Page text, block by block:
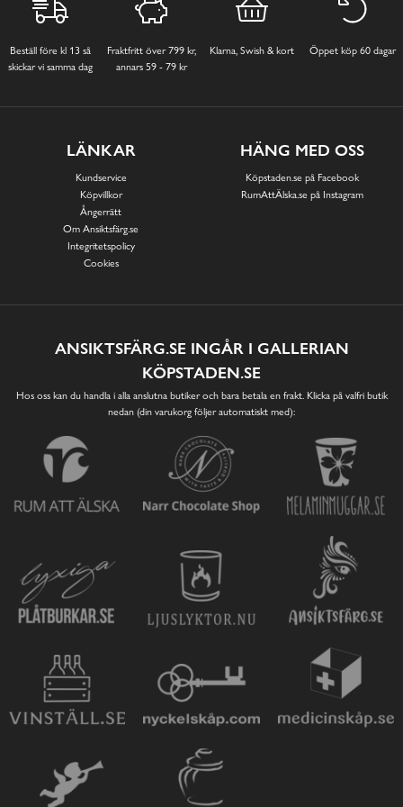
Beställ före kl 13 så
skickar vi samma dag
Fraktfritt över 799 kr,
annars 59 - 79 kr
Klarna, Swish & kort Öppet köp 60 dagar
LÄNKAR
Kundservice
Köpvillkor
Ångerrätt
Om Ansiktsfärg.se
Integritetspolicy
Cookies
HÄNG MED OSS
Köpstaden.se på Facebook
RumAttÄlska.se på Instagram
ANSIKTSFÄRG.SE INGÅR I GALLERIAN
KÖPSTADEN.SE
Hos oss kan du handla i alla anslutna butiker och bara betala en frakt. Klicka på valfri butik
nedan (din varukorg följer automatiskt med):